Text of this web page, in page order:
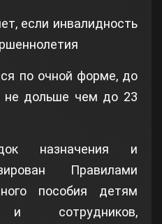
если инвалидность
по очной форме, до
не дольше чем до 23
назначения и
Правилами
пособия детям
и сотрудников,